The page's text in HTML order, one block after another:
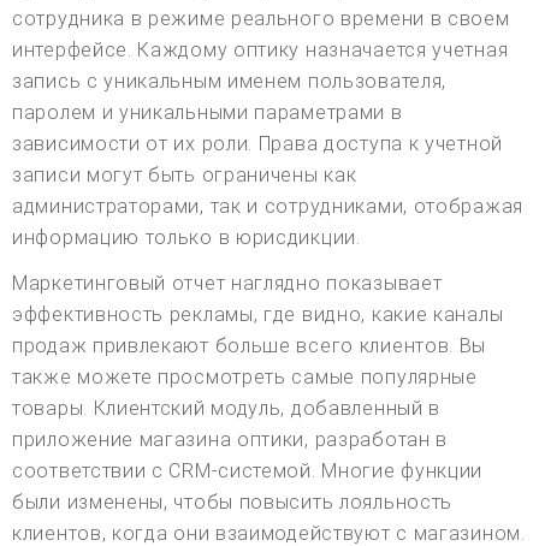
сотрудника в режиме реального времени в своем
интерфейсе. Каждому оптику назначается учетная
запись с уникальным именем пользователя,
паролем и уникальными параметрами в
зависимости от их роли. Права доступа к учетной
записи могут быть ограничены как
администраторами, так и сотрудниками, отображая
информацию только в юрисдикции.
Маркетинговый отчет наглядно показывает
эффективность рекламы, где видно, какие каналы
продаж привлекают больше всего клиентов. Вы
также можете просмотреть самые популярные
товары. Клиентский модуль, добавленный в
приложение магазина оптики, разработан в
соответствии с CRM-системой. Многие функции
были изменены, чтобы повысить лояльность
клиентов, когда они взаимодействуют с магазином.